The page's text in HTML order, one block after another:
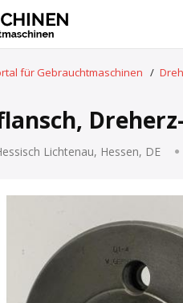
für Gebrauchtmaschinen /
Lichtenau, Hessen, DE